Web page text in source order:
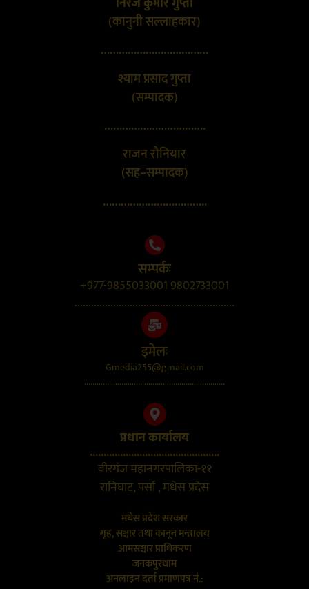
(कानुनी सल्लाहकार)
………………………………
श्याम प्रसाद गुप्ता
(सम्पादक)
…………………………….
राजन रौनियार
(सह–सम्पादक)
……………………………..
सम्पर्कः
+977-9855033001 9802733001
..........................................................
इमेलः
Gmedia255@gmail.com
....................................................................
प्रधान कार्यालय
...............................................
वीरगंज महानगरपालिका-११
रानिघाट, पर्सा , मधेस प्रदेस
मधेस प्रदेश सरकार
गृह, सञ्चार तथा कानून मन्त्रालय
आमसञ्चार प्राधिकरण
जनकपुरधाम
अनलाइन दर्ता प्रमाणपत्र नं.: